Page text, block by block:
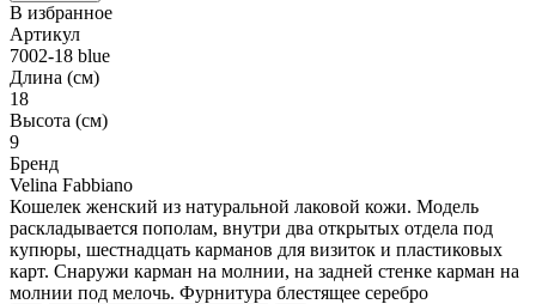
В избранное
Артикул
7002-18 blue
Длина (см)
18
Высота (см)
9
Бренд
Velina Fabbiano
Кошелек женский из натуральной лаковой кожи. Модель
раскладывается пополам, внутри два открытых отдела под
купюры, шестнадцать карманов для визиток и пластиковых
карт. Снаружи карман на молнии, на задней стенке карман на
молнии под мелочь. Фурнитура блестящее серебро